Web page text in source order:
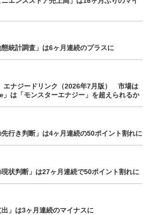
統計調査」は6ヶ月連続のプラスに
ナジードリンク（2026年7月版） 市場は
」は「モンスターエナジー」を超えられるか
行き判断」は4ヶ月連続の50ポイント割れに
状判断」は27ヶ月連続で50ポイント割れに
」は3ヶ月連続のマイナスに